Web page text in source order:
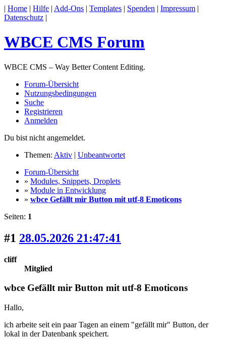
| Home | Hilfe | Add-Ons | Templates | Spenden | Impressum |
Datenschutz |
WBCE CMS Forum
WBCE CMS – Way Better Content Editing.
Forum-Übersicht
Nutzungsbedingungen
Suche
Registrieren
Anmelden
Du bist nicht angemeldet.
Themen: Aktiv | Unbeantwortet
Forum-Übersicht
» Modules, Snippets, Droplets
» Module in Entwicklung
» wbce Gefällt mir Button mit utf-8 Emoticons
Seiten: 1
#1 28.05.2026 21:47:41
cliff
Mitglied
wbce Gefällt mir Button mit utf-8 Emoticons
Hallo,
ich arbeite seit ein paar Tagen an einem "gefällt mir" Button, der
lokal in der Datenbank speichert.